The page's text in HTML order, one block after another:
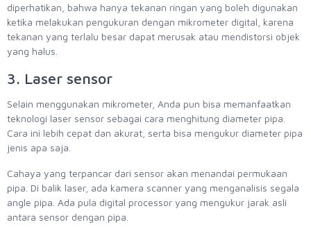
diperhatikan, bahwa hanya tekanan ringan yang boleh digunakan
ketika melakukan pengukuran dengan mikrometer digital, karena
tekanan yang terlalu besar dapat merusak atau mendistorsi objek
yang halus.
3. Laser sensor
Selain menggunakan mikrometer, Anda pun bisa memanfaatkan
teknologi laser sensor sebagai cara menghitung diameter pipa.
Cara ini lebih cepat dan akurat, serta bisa mengukur diameter pipa
jenis apa saja.
Cahaya yang terpancar dari sensor akan menandai permukaan
pipa. Di balik laser, ada kamera scanner yang menganalisis segala
angle pipa. Ada pula digital processor yang mengukur jarak asli
antara sensor dengan pipa.